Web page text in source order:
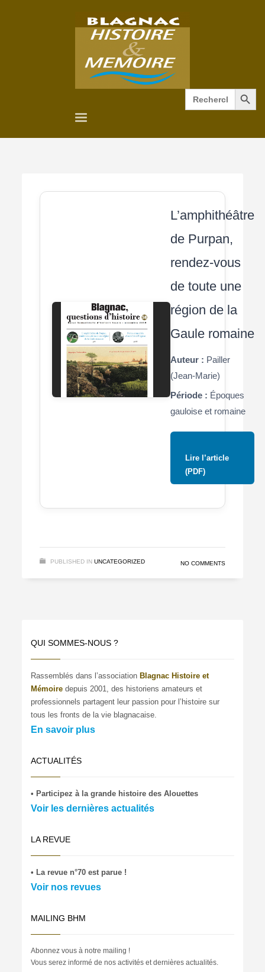
Search
for:
Search Button
L’amphithéâtre
de Purpan,
rendez-vous
de toute une
région de la
Gaule romaine
Auteur : Pailler
(Jean-Marie)
Période : Époques
gauloise et romaine
Lire l’article
(PDF)
PUBLISHED IN UNCATEGORIZED NO COMMENTS
QUI SOMMES-NOUS ?
Rassemblés dans l’associationBlagnac Histoire et
Mémoire depuis 2001, des historiens amateurs et
professionnels partagent leur passion pour l’histoire sur
tous les fronts de la vie blagnacaise.
En savoir plus
ACTUALITÉS
• Participez à la grande histoire des Alouettes
Voir les dernières actualités
LA REVUE
• La revue n°70 est parue !
Voir nos revues
MAILING BHM
Abonnez vous à notre mailing !
Vous serez informé de nos activités et dernières actualités.